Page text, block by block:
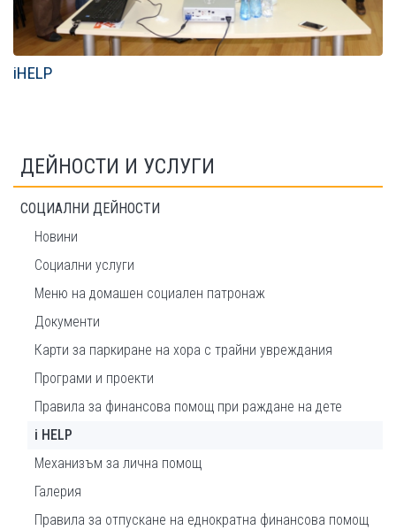
iHELP
ДЕЙНОСТИ И УСЛУГИ
СОЦИАЛНИ ДЕЙНОСТИ
Новини
Социални услуги
Меню на домашeн социален патронаж
Документи
Карти за паркиране на хора с трайни увреждания
Програми и проекти
Правила за финансова помощ при раждане на дете
i HELP
Механизъм за лична помощ
Галерия
Правила за отпускане на еднократна финансова помощ